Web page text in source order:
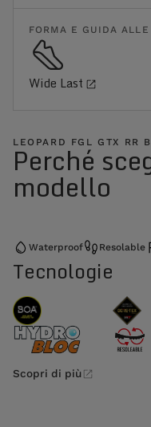
FORMA E GUIDA ALLE
Wide Last
LEOPARD FGL GTX RR
Perché
modello
Waterproof Resolable
Tecnologie
Scopri di più